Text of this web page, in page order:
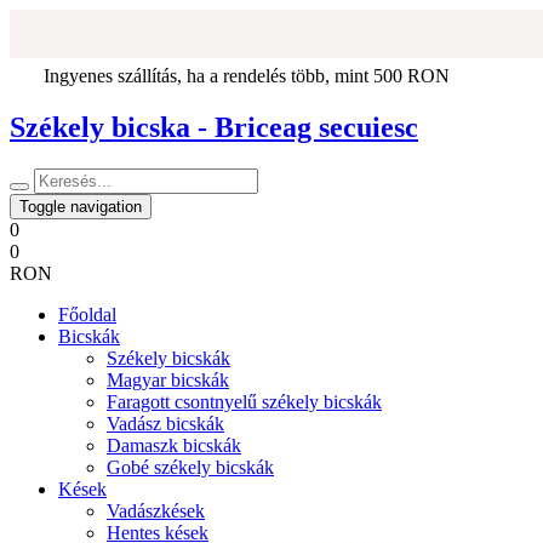
Ingyenes szállítás, ha a rendelés több, mint 500 RON
Székely bicska - Briceag secuiesc
Toggle navigation
0
0
RON
Főoldal
Bicskák
Székely bicskák
Magyar bicskák
Faragott csontnyelű székely bicskák
Vadász bicskák
Damaszk bicskák
Gobé székely bicskák
Kések
Vadászkések
Hentes kések